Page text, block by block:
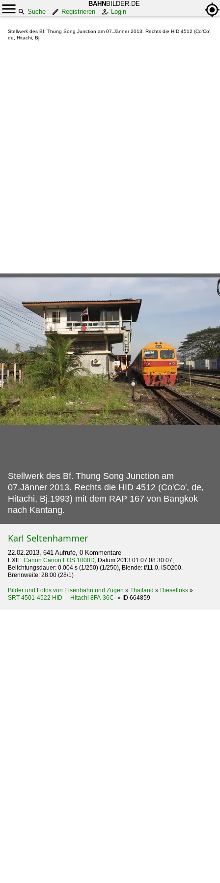
BAHN BILDER.DE
Suche
Registrieren Login
Stellwerk des Bf. Thung Song Junction am 07.Jänner 2013. Rechts die HID 4512 (Co'Co',
de, Hitachi, Bj
Stellwerk des Bf. Thung Song Junction am
07.Jänner 2013. Rechts die HID 4512 (Co'Co', de,
Hitachi, Bj.1993) mit dem RAP 167 von Bangkok
nach Kantang.
Karl Seltenhammer
22.02.2013, 641 Aufrufe, 0 Kommentare
EXIF: Canon Canon EOS 1000D , Datum 2013:01:07 08:30:07,
Belichtungsdauer: 0.004 s (1/250) (1/250), Blende: f/11.0, ISO200,
Brennweite: 28.00 (28/1)
Bilder und Fotos von Eisenbahn und Zügen » Thailand » Dieselloks »
SRT 4501-4522 HID ·Hitachi 8FA-36C· » ID 664859